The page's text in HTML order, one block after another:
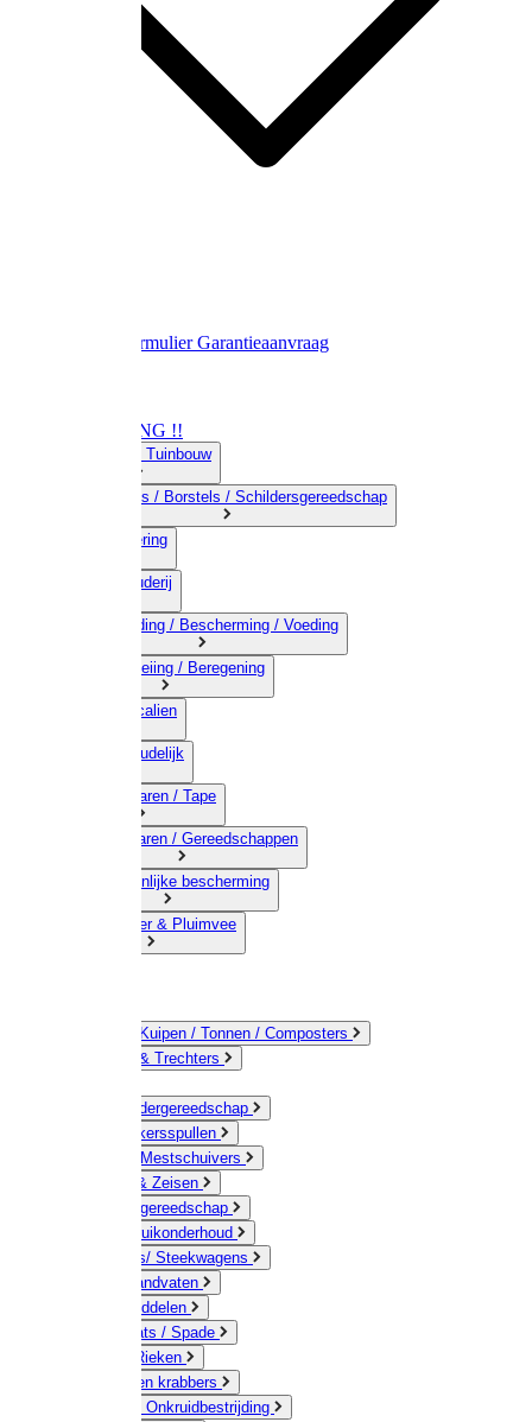
RetourformulierGarantieaanvraag
OPRUIMING !!
01) Land-& Tuinbouw
02) Bezems / Borstels / Schildersgereedschap
03) Afrastering
04) Veehouderij
05) Bestrijding / Bescherming / Voeding
06) Besproeiing / Beregening
07) Chemicalien
08) Huishoudelijk
09) Touwwaren / Tape
10) IJzerwaren / Gereedschappen
11) Persoonlijke bescherming
12) Kleindier & Pluimvee
Emmers / Kuipen / Tonnen / Composters
Jerrycans & Trechters
Hand-/ Kindergereedschap
Stratenmakersspullen
Sneeuw- / Mestschuivers
Baggeren & Zeisen
Elektrisch gereedschap
Boom / Struikonderhoud
Kruiwagens/ Steekwagens
Stelen / Handvaten
Tuinhulpmiddelen
Schop / Bats / Spade
Vorken & Rieken
Cultivator en krabbers
Schoffels / Onkruidbestrijding